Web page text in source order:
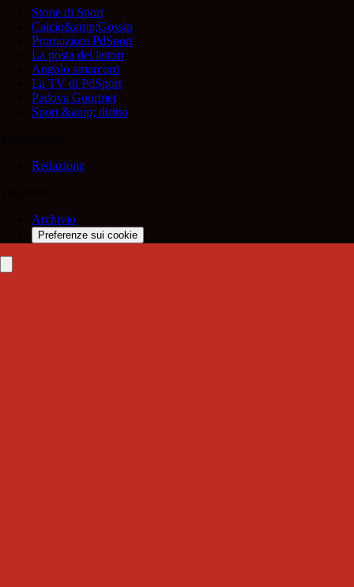
Storie di Sport
Calcio&amp;Gossip
Promozioni PdSport
La posta dei lettori
Angolo amarcord
La TV di PdSport
Padova Gourmet
Sport &amp; diritto
Redazione
Archivio
Preferenze sui cookie